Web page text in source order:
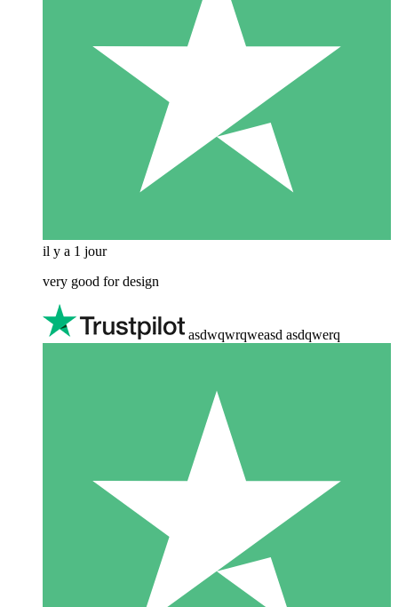
il y a 1 jour
very good for design
asdwqwrqweasd asdqwerq